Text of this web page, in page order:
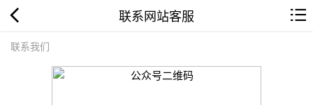
联系网站客服
联系我们